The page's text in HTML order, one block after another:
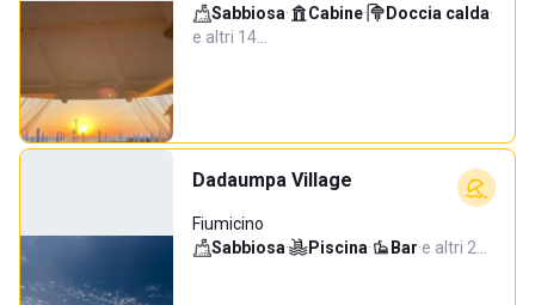
Sabbiosa· Cabine· Doccia calda·
e altri 14…
Dadaumpa Village
Fiumicino
Sabbiosa· Piscina· Bar·e altri 2…